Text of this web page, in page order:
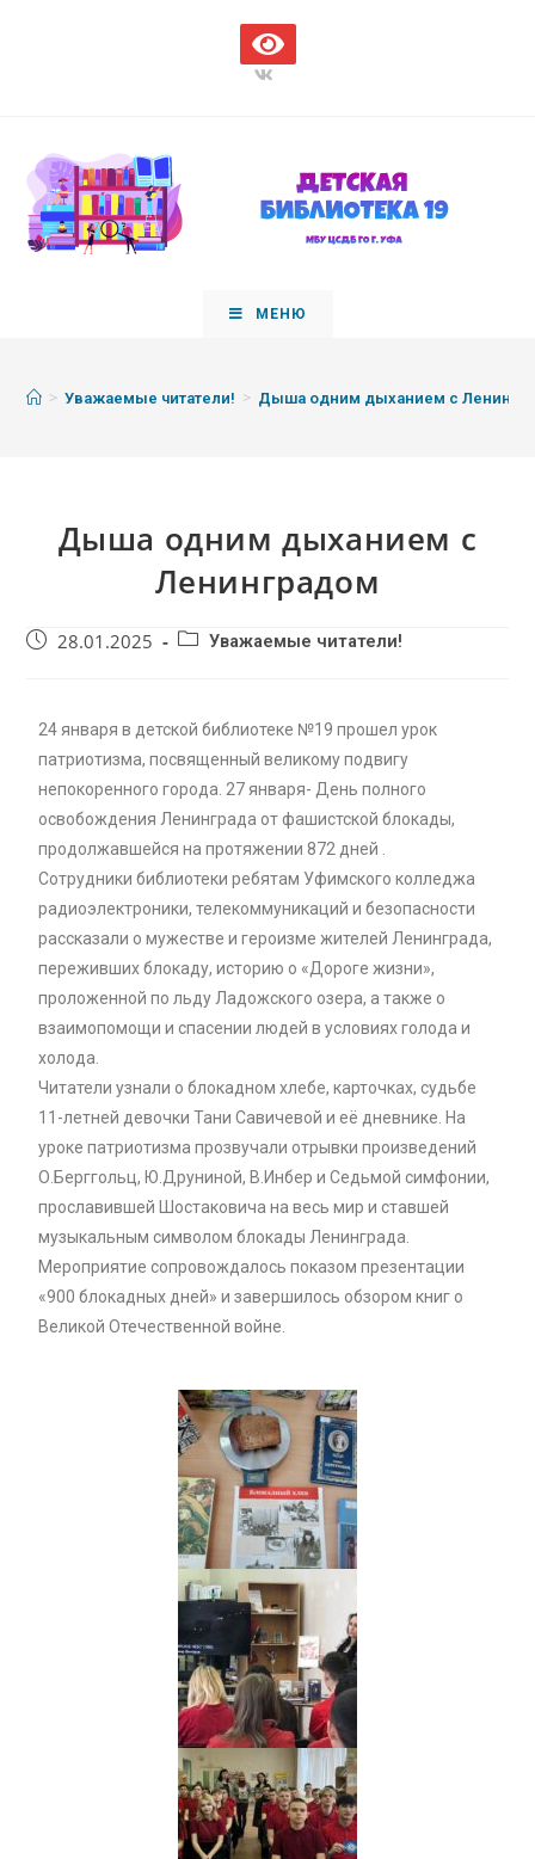
МЕНЮ
> Уважаемые читатели! > Дыша одним дыханием с
Дыша одним дыханием с
Ленинградом
28.01.2025 Уважаемые читатели!
24 января в детской библиотеке №19 прошел урок
патриотизма, посвященный великому подвигу
непокоренного города. 27 января- День полного
освобождения Ленинграда от фашистской блокады,
продолжавшейся на протяжении 872 дней .
Сотрудники библиотеки ребятам Уфимского колледжа
радиоэлектроники, телекоммуникаций и безопасности
рассказали о мужестве и героизме жителей Ленинграда,
переживших блокаду, историю о «Дороге жизни»,
проложенной по льду Ладожского озера, а также о
взаимопомощи и спасении людей в условиях голода и
холода.
Читатели узнали о блокадном хлебе, карточках, судьбе
11-летней девочки Тани Савичевой и её дневнике. На
уроке патриотизма прозвучали отрывки произведений
О.Берггольц, Ю.Друниной, В.Инбер и Седьмой симфонии,
прославившей Шостаковича на весь мир и ставшей
музыкальным символом блокады Ленинграда.
Мероприятие сопровождалось показом презентации
«900 блокадных дней» и завершилось обзором книг о
Великой Отечественной войне.